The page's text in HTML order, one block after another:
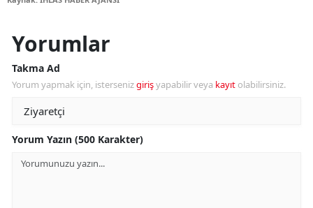
Yorumlar
Takma Ad
Yorum yapmak için, istersenizgirişyapabilir veya kayıt olabilirsiniz.
Yorum Yazın (500 Karakter)